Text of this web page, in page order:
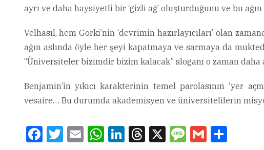
ayrı ve daha haysiyetli bir ‘gizli ağ’ oluşturduğunu ve bu
Velhasıl, hem Gorki’nin ‘devrimin hazırlayıcıları’ olan
ağın aslında öyle her şeyi kapatmaya ve sarmaya da
“Üniversiteler bizimdir bizim kalacak” sloganı o zaman daha
Benjamin’in yıkıcı karakterinin temel parolasının ‘yer
vesaire… Bu durumda akademisyen ve üniversitelilerin
FacebookTwitterEmail WhatsAppLinkedInThreads
X Message
Gmail